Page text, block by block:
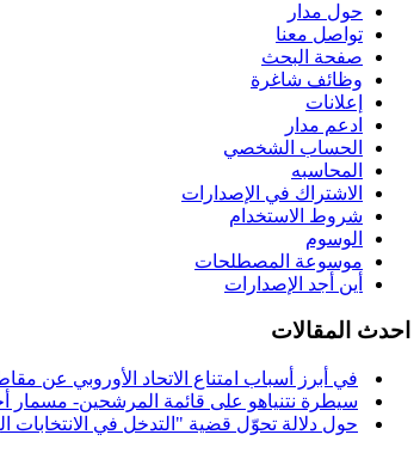
حول مدار
تواصل معنا
صفحة البحث
وظائف شاغرة
إعلانات
ادعم مدار
الحساب الشخصي
المحاسبه
الاشتراك في الإصدارات
شروط الاستخدام
الوسوم
موسوعة المصطلحات
أين أجد الإصدارات
احدث المقالات
في أبرز أسباب امتناع الاتحاد الأوروبي عن
سيطرة نتنياهو على قائمة المرشحين- مسمار
حول دلالة تحوّل قضية "التدخل في